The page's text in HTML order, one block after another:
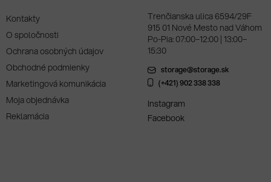
Kontakty
O spoločnosti
Ochrana osobných údajov
Obchodné podmienky
Marketingová komunikácia
Moja objednávka
Reklamácia
Trenčianska ulica 6594/29F
915 01 Nové Mesto nad Váhom
Po-Pia: 07:00–12:00 | 13:00–
15:30
storage@storage.sk
(+421) 902 338 338
Instagram
Facebook